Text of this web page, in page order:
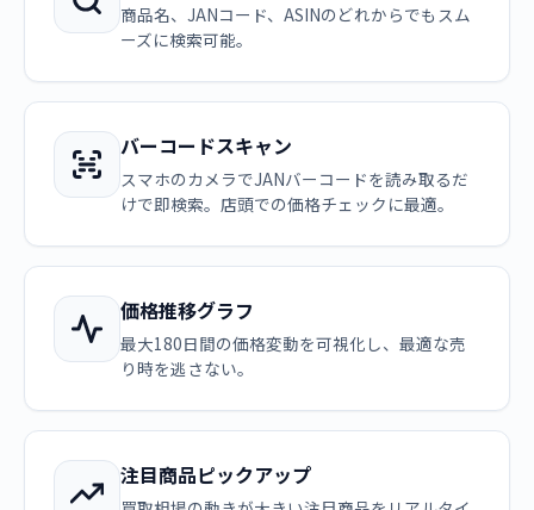
商品名、JANコード、ASINのどれからでもスム
ーズに検索可能。
バーコードスキャン
スマホのカメラでJANバーコードを読み取るだ
けで即検索。店頭での価格チェックに最適。
価格推移グラフ
最大180日間の価格変動を可視化し、最適な売
り時を逃さない。
注目商品ピックアップ